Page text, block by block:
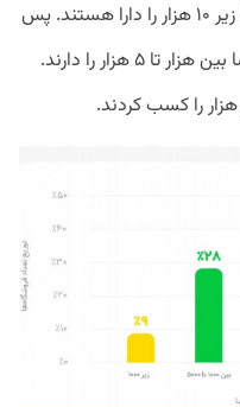
آنلاین موجود دراین پلتفرم رتبه الکسا زیر ۱۰ هزار را دارا هستند. پس
از آن ۲۸ درصد از فروشگاه‌ها رتبه الکسا بین هزار تا ۵ هزار را دارند.